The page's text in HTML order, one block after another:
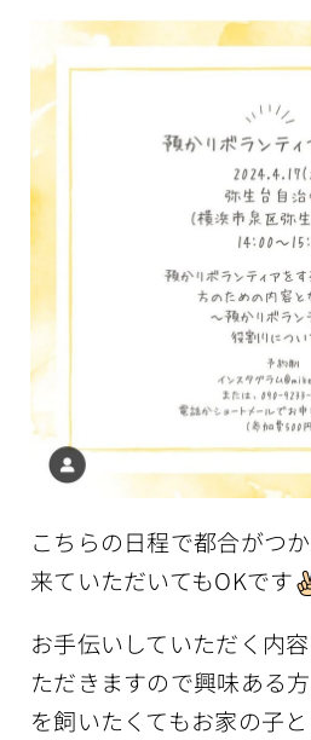
こちらの日程で都合がつ
来ていただいてもOKです
お手伝いしていただく内
ただきますので興味ある
を飼いたくてもお家の子